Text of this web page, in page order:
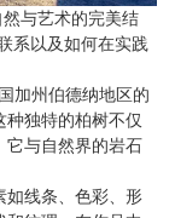
与艺术的完美结
系以及如何在实践
加州伯德纳地区的
独特的柏树不仅
它与自然界的岩石
如线条、色彩、形